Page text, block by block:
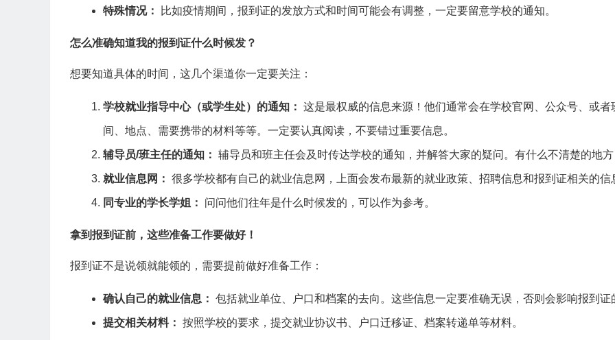
特殊情况： 比如疫情期间，报到证的发放方式和时间可能会有调整，一定要留意学校的通知。
怎么准确知道我的报到证什么时候发？
想要知道具体的时间，这几个渠道你一定要关注：
学校就业指导中心（或学生处）的通知： 这是最权威的信息来源！他们通常会在学校官网、公众号、或
间、地点、需要携带的材料等等。一定要认真阅读，不要错过重要信息。
辅导员/班主任的通知： 辅导员和班主任会及时传达学校的通知，并解答大家的疑问。有什么不清楚的地
就业信息网： 很多学校都有自己的就业信息网，上面会发布最新的就业政策、招聘信息和报到证相关的信
同专业的学长学姐： 问问他们往年是什么时候发的，可以作为参考。
拿到报到证前，这些准备工作要做好！
报到证不是说领就能领的，需要提前做好准备工作：
确认自己的就业信息： 包括就业单位、户口和档案的去向。这些信息一定要准确无误，否则会影响报到证
提交相关材料： 按照学校的要求，提交就业协议书、户口迁移证、档案转递单等材料。